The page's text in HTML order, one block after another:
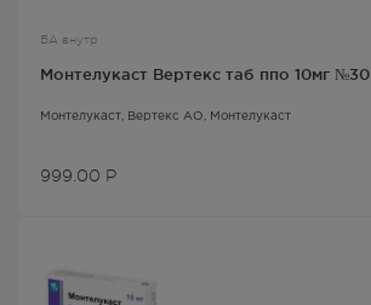
БА внутр
Монтелукаст Вертекс таб ппо 10мг №30
Монтелукаст, Вертекс АО, Монтелукаст
999.00 Р